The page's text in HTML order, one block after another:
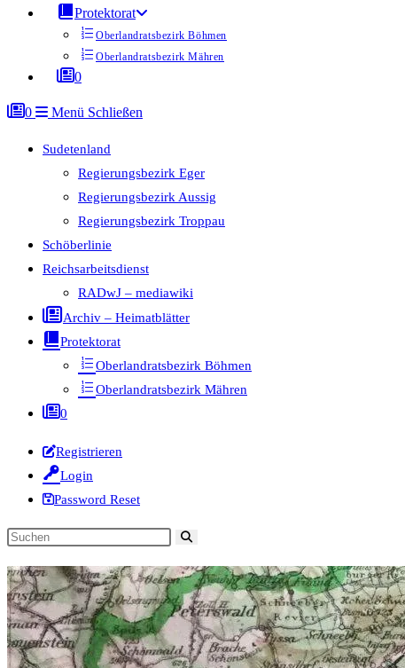
Protektorat
Oberlandratsbezirk Böhmen
Oberlandratsbezirk Mähren
0
0 Menü Schließen
Sudetenland
Regierungsbezirk Eger
Regierungsbezirk Aussig
Regierungsbezirk Troppau
Schöberlinie
Reichsarbeitsdienst
RADwJ – mediawiki
Archiv – Heimatblätter
Protektorat
Oberlandratsbezirk Böhmen
Oberlandratsbezirk Mähren
0
Registrieren
Login
Password Reset
Diese
durchsuchen